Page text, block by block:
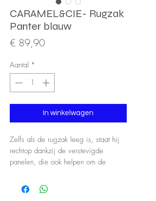
CARAMEL&CIE- Rugzak
Panter blauw
€ 89,90Prijs
Aantal *
In winkelwagen
Zelfs als de rugzak leeg is, staat hij
rechtop dankzij de verstevigde
panelen, die ook helpen om de
passen gemakkelijk twee grote vakken
van 24 x 32, verschillende boeken en